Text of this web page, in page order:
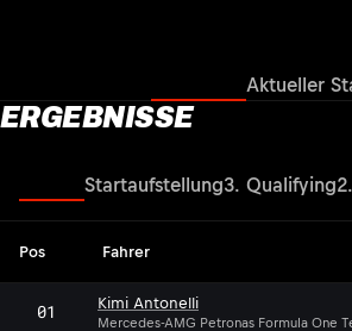
Aktueller
ERGEBNISSE
Startaufstellung3. Qualifying
Pos Fahrer
01 Kimi Antonelli
Mercedes-AMG Petronas Formula One